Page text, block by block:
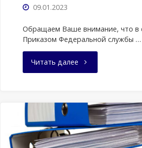
09.01.2023
Обращаем Ваше внимание, что в
Приказом Федеральной службы …
Читать далее"Объявление
лиц,
получивших